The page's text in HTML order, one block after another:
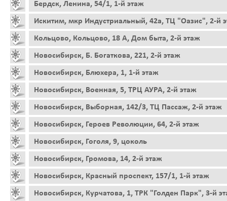
Бердск, Ленина, 54/1, 1-й этаж
Искитим, мкр Индустриальный, 42а, ТЦ "Оазис", 2-й
Кольцово, Кольцово, 18 А, Дом быта, 2-й этаж
Новосибирск, Б. Богаткова, 221, 2-й этаж
Новосибирск, Блюхера, 1, 1-й этаж
Новосибирск, Военная, 5, ТРЦ АУРА, 2-й этаж
Новосибирск, Выборная, 142/3, ТЦ Пассаж, 2-й этаж
Новосибирск, Героев Революции, 64, 2-й этаж
Новосибирск, Гоголя, 9, цоколь
Новосибирск, Громова, 14, 2-й этаж
Новосибирск, Красный проспект, 157/1, 1-й этаж
Новосибирск, Курчатова, 1, ТРК "Голден Парк", 3-й